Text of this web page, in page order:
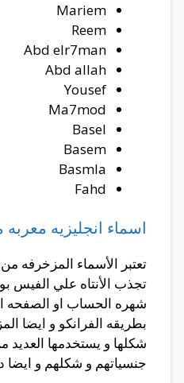
Mariem
Reem
Abd elr7man
Abd allah
Yousef
Ma7mod
Basel
Basem
Basmla
Fahd
اسماء انجليزيه
تعتبر الأسماء المزخرفه
تجذب الأنتاه علي الفيس
شهره الحساب او الصفحه
بطريقه الفرانكو و ايضا
شكلها و يستخدمها
جنسياتهم و شكلهم و ايضا